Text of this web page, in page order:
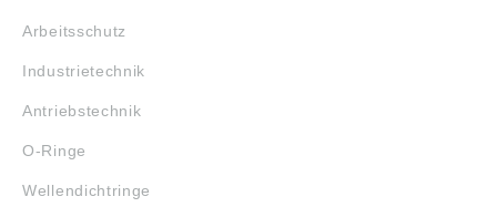
Arbeitsschutz
Industrietechnik
Antriebstechnik
O-Ringe
Wellendichtringe